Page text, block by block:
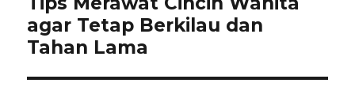
berikutnya:
agar Tetap Berkilau dan
Tahan Lama